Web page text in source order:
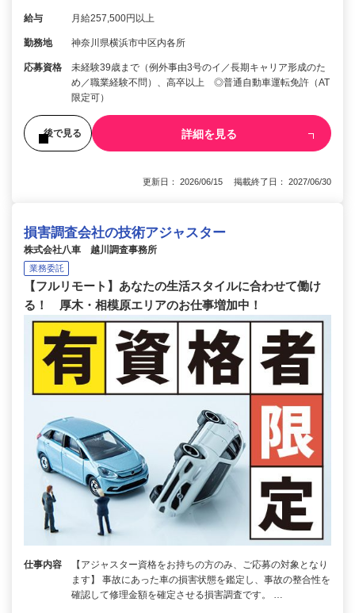
給与 月給257,500円以上
勤務地 神奈川県横浜市中区内各所
応募資格
未経験39歳まで（例外事由3号のイ／長期キャリア形成のた
め／職業経験不問）、高卒以上 ◎普通自動車運転免許（AT
限定可）
後で見る 詳細を見る
更新日： 2026/06/15 掲載終了日： 2027/06/30
損害調査会社の技術アジャスター
株式会社八車 越川調査事務所
業務委託
【フルリモート】あなたの生活スタイルに合わせて働け
る！ 厚木・相模原エリアのお仕事増加中！
仕事内容
【アジャスター資格をお持ちの方のみ、ご応募の対象となり
ます】 事故にあった車の損害状態を鑑定し、事故の整合性を
確認して修理金額を確定させる損害調査です。 …